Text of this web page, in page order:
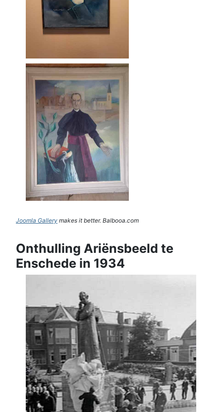
Joomla Gallery makes it better. Balbooa.com
Onthulling Ariënsbeeld te
Enschede in 1934